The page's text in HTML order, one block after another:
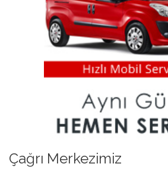
Çağrı Merkezimiz